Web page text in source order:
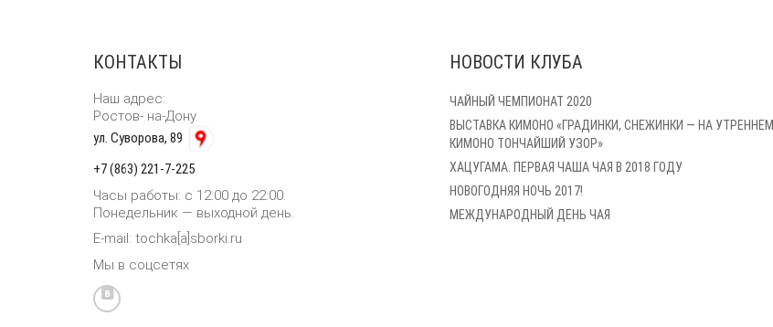
КОНТАКТЫ
Наш адрес:
Ростов- на-Дону
ул. Суворова, 89
+7 (863) 221-7-225
Часы работы: с 12:00 до 22:00.
Понедельник — выходной день.
E-mail: tochka[a]sborki.ru
Мы в соцсетях
НОВОСТИ КЛУБА
ЧАЙНЫЙ ЧЕМПИОНАТ 2020
ВЫСТАВКА КИМОНО «ГРАДИНКИ, СНЕЖИНКИ — НА УТРЕННЕМ
КИМОНО ТОНЧАЙШИЙ УЗОР»
ХАЦУГАМА. ПЕРВАЯ ЧАША ЧАЯ В 2018 ГОДУ
НОВОГОДНЯЯ НОЧЬ 2017!
МЕЖДУНАРОДНЫЙ ДЕНЬ ЧАЯ